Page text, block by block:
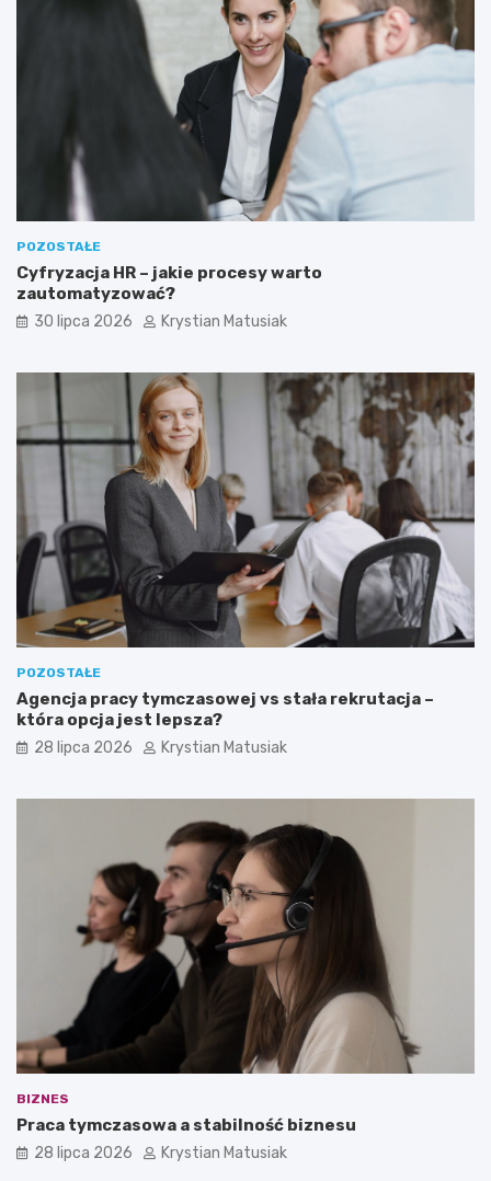
POZOSTAŁE
Cyfryzacja HR – jakie procesy warto
zautomatyzować?
30 lipca 2026 Krystian Matusiak
POZOSTAŁE
Agencja pracy tymczasowej vs stała rekrutacja –
która opcja jest lepsza?
28 lipca 2026 Krystian Matusiak
BIZNES
Praca tymczasowa a stabilność biznesu
28 lipca 2026 Krystian Matusiak